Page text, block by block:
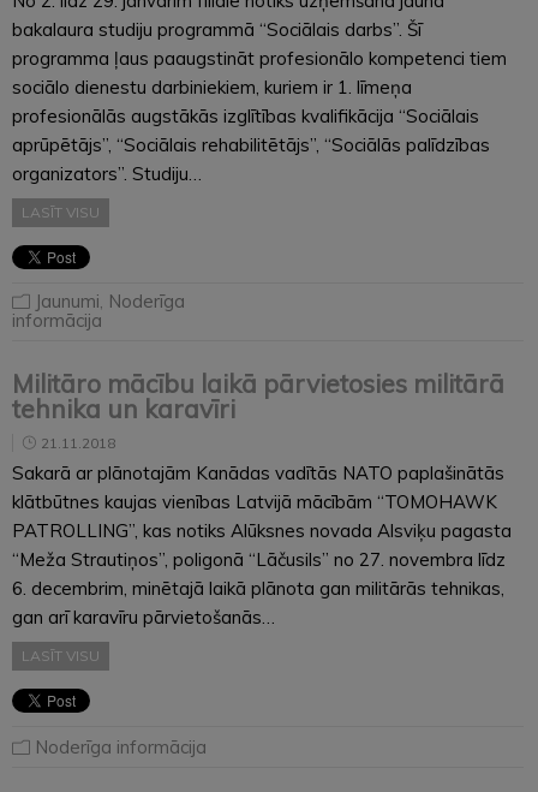
bakalaura studiju programmā “Sociālais darbs”. Šī
programma ļaus paaugstināt profesionālo kompetenci tiem
sociālo dienestu darbiniekiem, kuriem ir 1. līmeņa
profesionālās augstākās izglītības kvalifikācija “Sociālais
aprūpētājs”, “Sociālais rehabilitētājs”, “Sociālās palīdzības
organizators”. Studiju…
LASĪT VISU
Jaunumi, Noderīga
informācija
Militāro mācību laikā pārvietosies militārā
tehnika un karavīri
21.11.2018
Sakarā ar plānotajām Kanādas vadītās NATO paplašinātās
klātbūtnes kaujas vienības Latvijā mācībām “TOMOHAWK
PATROLLING”, kas notiks Alūksnes novada Alsviķu pagasta
“Meža Strautiņos”, poligonā “Lāčusils” no 27. novembra līdz
6. decembrim, minētajā laikā plānota gan militārās tehnikas,
gan arī karavīru pārvietošanās…
LASĪT VISU
Noderīga informācija